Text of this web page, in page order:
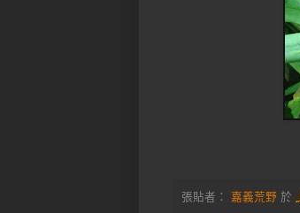
張貼者： 嘉義荒野 於